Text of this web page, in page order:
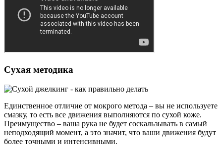
Сухая методика
Единственное отличие от мокрого метода – вы не используете
смазку, то есть все движения выполняются по сухой коже.
Преимущество – ваша рука не будет соскальзывать в самый
неподходящий момент, а это значит, что ваши движения будут
более точными и интенсивными.